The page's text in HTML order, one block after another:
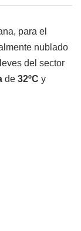
para el
nublado
del sector
de 32ºC y